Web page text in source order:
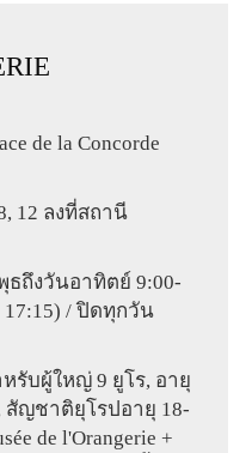
de la Concorde
12 ลงที่สถานี
ถึงวันอาทิตย์ 9:00-
17:15) / ปิดทุกวัน
รับผู้ใหญ่ 9 ยูโร, อายุ
สัญชาติยุโรปอายุ 18-
de l'Orangerie +